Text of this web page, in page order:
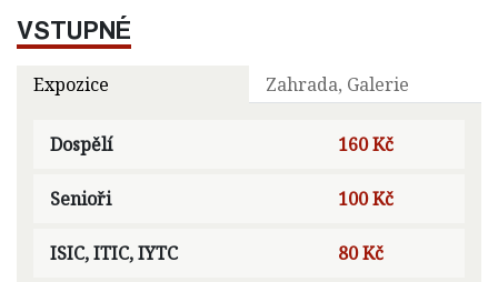
VSTUPNÉ
Expozice Zahrada, Galerie
Dospělí 160 Kč
Senioři 100 Kč
ISIC, ITIC, IYTC 80 Kč